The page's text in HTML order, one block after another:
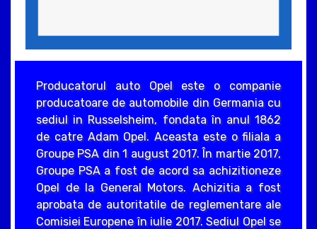
Producatorul auto Opel este o companie
producatoare de automobile din Germania cu
sediul in Russelsheim, fondata în anul 1862
de catre Adam Opel. Aceasta este o filiala a
Groupe PSA din 1 august 2017. În martie 2017,
Groupe PSA a fost de acord sa achizitioneze
Opel de la General Motors. Achizitia a fost
aprobata de autoritatile de reglementare ale
Comisiei Europene în iulie 2017. Sediul Opel se